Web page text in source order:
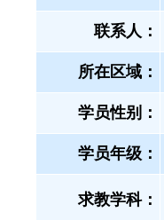
联系人：
所在区域：
学员性别：
学员年级：
求教学科：